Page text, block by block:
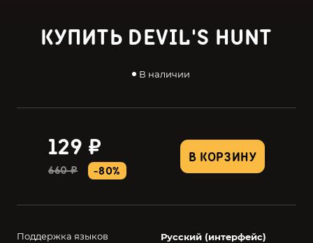
КУПИТЬ DEVIL'S HUNT
В наличии
В КОРЗИНУ
129 ₽
660 ₽ -80%
Поддержка языков Русский (интерфейс)